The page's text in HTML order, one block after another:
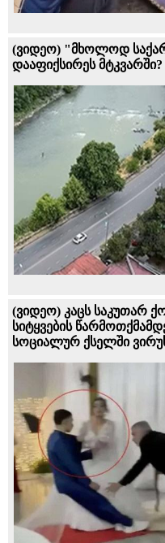
(ვიდეო) "მხოლოდ
დააფიქსირეს მტკვარში?
(ვიდეო) კაცს საკუთარ
სიტყვების
სოციალურ ქსელში